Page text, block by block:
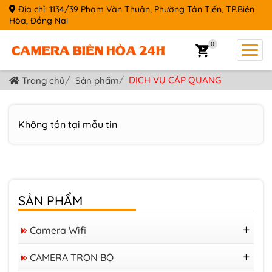
Địa chỉ: 1134/39 Phạm Văn Thuận, Phường Tân Tiến, TP.Biên
Hòa, Đồng Nai
0
Trang chủ Sản phẩm DỊCH VỤ CÁP QUANG
Không tồn tại mẫu tin
SẢN PHẨM
Camera Wifi
Camera IMOU
CAMERA TRỌN BỘ